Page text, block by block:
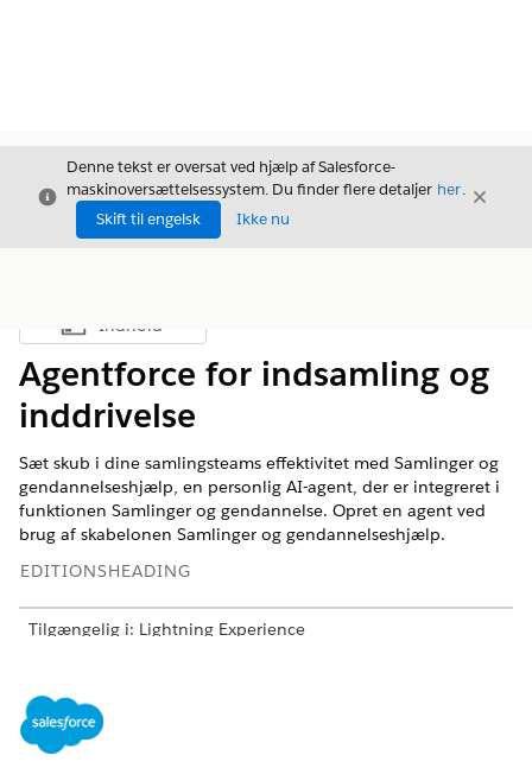
Luk
Denne tekst er oversat ved hjælp af Salesforce-
maskinoversættelsessystem. Du finder flere detaljer her.
Skift til engelsk
Ikke nu
Luk
Vis indholdsfortegnelse
Indhold
Agentforce for indsamling og
inddrivelse
Sæt skub i dine samlingsteams effektivitet med Samlinger og
gendannelseshjælp, en personlig AI-agent, der er integreret i
funktionen Samlinger og gendannelse. Opret en agent ved
brug af skabelonen Samlinger og gendannelseshjælp.
EDITIONSHEADING
Tilgængelig i: Lightning Experience
Developer
for biler eller inkluderet i Agentforce 1 Automotive Edition.
Kræver, at hver bruger har tilføjelsesprogrammet Agentforce
for biler for at få adgang til handlingen.